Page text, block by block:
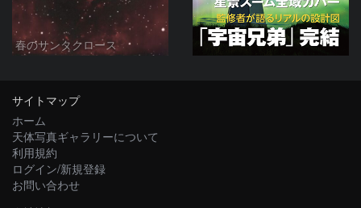
春のサンタクロース
サイトマップ
ホーム
天体写真ギャラリーについて
利用規約
ログイン/新規登録
お問い合わせ